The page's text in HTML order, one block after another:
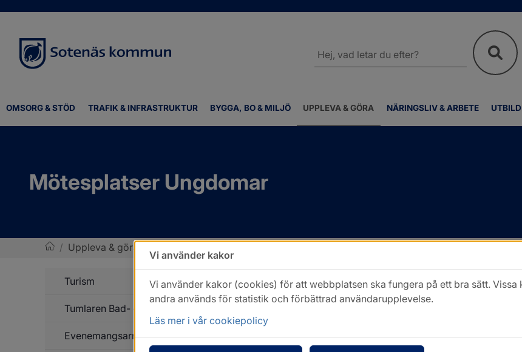
OMSORG & STÖD TRAFIK & INFRASTRUKTUR BYGGA, BO & MILJÖ UPPLEVA & GÖRA NÄRINGSLIV & ARBETE
webbplatsen
Mötesplatser Ungdomar
/ Uppleva & göra
Turism
Tumlaren Bad- och Friskvårdsanläggning
Evenemangsarrangörer
Mötesplatser Ungdomar
Vi använder kakor
Vi använder kakor (cookies) för att webbplatsen ska fungera på ett bra sätt.
andra används för statistik och förbättrad användarupplevelse.
Läs mer i vår cookiepolicy